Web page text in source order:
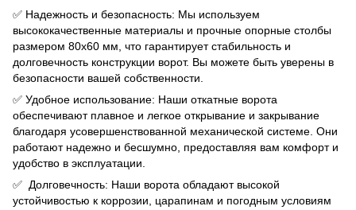
✅ Надежность и безопасность: Мы используем
высококачественные материалы и прочные опорные столбы
размером 80х60 мм, что гарантирует стабильность и
долговечность конструкции ворот. Вы можете быть уверены в
безопасности вашей собственности.
✅ Удобное использование: Наши откатные ворота
обеспечивают плавное и легкое открывание и закрывание
благодаря усовершенствованной механической системе. Они
работают надежно и бесшумно, предоставляя вам комфорт и
удобство в эксплуатации.
✅ Долговечность: Наши ворота обладают высокой
устойчивостью к коррозии, царапинам и погодным условиям